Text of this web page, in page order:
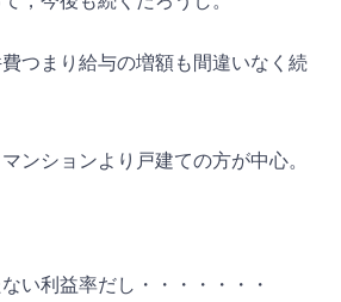
つまり給与の増額も間違いなく続
ンションより戸建ての方が中心。
い利益率だし・・・・・・・